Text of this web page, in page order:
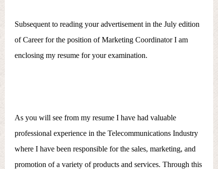
Subsequent to reading your advertisement in the July edition
of Career for the position of Marketing Coordinator I am
enclosing my resume for your examination.
As you will see from my resume I have had valuable
professional experience in the Telecommunications Industry
where I have been responsible for the sales, marketing, and
promotion of a variety of products and services. Through this